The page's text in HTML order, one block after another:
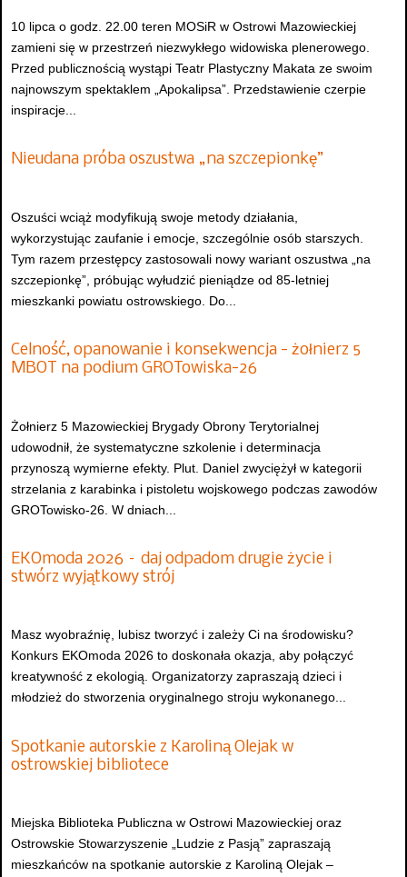
10 lipca o godz. 22.00 teren MOSiR w Ostrowi Mazowieckiej
zamieni się w przestrzeń niezwykłego widowiska plenerowego.
Przed publicznością wystąpi Teatr Plastyczny Makata ze swoim
najnowszym spektaklem „Apokalipsa”. Przedstawienie czerpie
inspiracje...
Nieudana próba oszustwa „na szczepionkę”
Oszuści wciąż modyfikują swoje metody działania,
wykorzystując zaufanie i emocje, szczególnie osób starszych.
Tym razem przestępcy zastosowali nowy wariant oszustwa „na
szczepionkę”, próbując wyłudzić pieniądze od 85-letniej
mieszkanki powiatu ostrowskiego. Do...
Celność, opanowanie i konsekwencja - żołnierz 5
MBOT na podium GROTowiska-26
Żołnierz 5 Mazowieckiej Brygady Obrony Terytorialnej
udowodnił, że systematyczne szkolenie i determinacja
przynoszą wymierne efekty. Plut. Daniel zwyciężył w kategorii
strzelania z karabinka i pistoletu wojskowego podczas zawodów
GROTowisko-26. W dniach...
EKOmoda 2026 – daj odpadom drugie życie i
stwórz wyjątkowy strój
Masz wyobraźnię, lubisz tworzyć i zależy Ci na środowisku?
Konkurs EKOmoda 2026 to doskonała okazja, aby połączyć
kreatywność z ekologią. Organizatorzy zapraszają dzieci i
młodzież do stworzenia oryginalnego stroju wykonanego...
Spotkanie autorskie z Karoliną Olejak w
ostrowskiej bibliotece
Miejska Biblioteka Publiczna w Ostrowi Mazowieckiej oraz
Ostrowskie Stowarzyszenie „Ludzie z Pasją” zapraszają
mieszkańców na spotkanie autorskie z Karoliną Olejak –